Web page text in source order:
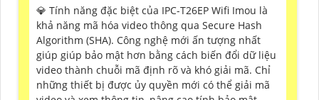
💎 Tính năng đặc biệt của IPC-T26EP Wifi Imou là
khả năng mã hóa video thông qua Secure Hash
Algorithm (SHA). Công nghệ mới ấn tượng nhất
giúp giúp bảo mật hơn bằng cách biến đổi dữ liệu
video thành chuỗi mã định rõ và khó giải mã. Chỉ
những thiết bị được ủy quyền mới có thể giải mã